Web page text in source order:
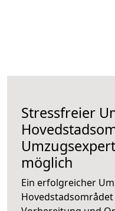
Stressfreier
möglich
Ein erfolgreicher